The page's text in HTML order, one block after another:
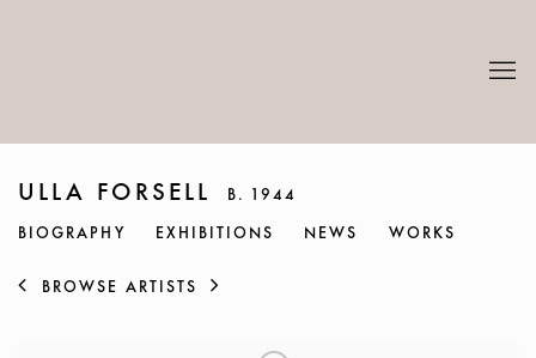
ULLA FORSELL B. 1944
BIOGRAPHY EXHIBITIONS NEWS WORKS
BROWSE ARTISTS